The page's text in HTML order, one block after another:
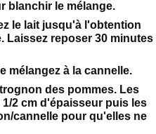
blanchir le mélange.
le lait jusqu'à l'obtention
Laissez reposer 30 minutes
mélangez à la cannelle.
des pommes. Les
2 cm d'épaisseur puis les
cannelle pour qu'elles ne